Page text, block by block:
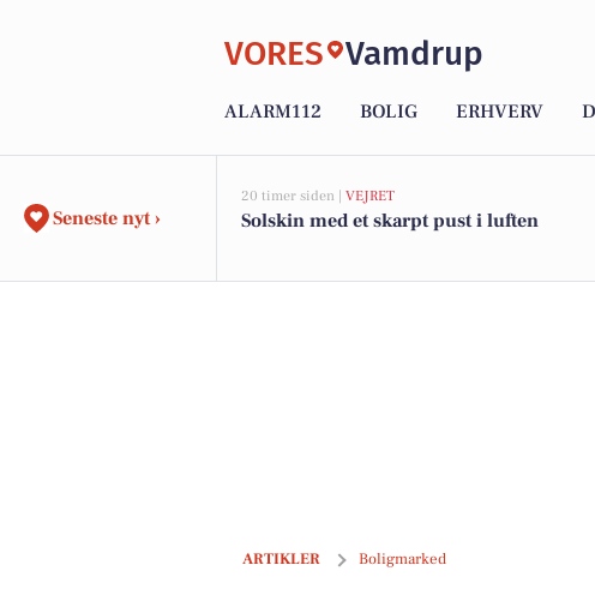
VORES Vamdrup
ALARM112 BOLIG ERHVERV
Seneste nyt ›
20 timer siden | VEJRET
Solskin med et skarpt pust i luften
ARTIKLER Boligmarked
400.000 kroner koster den billigste bolig til